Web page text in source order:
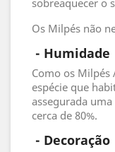
sobreaquecer o
Os Milpés não
- Humidade
Como os Milpés
espécie que
assegurada
cerca de 80%.
- Decoração